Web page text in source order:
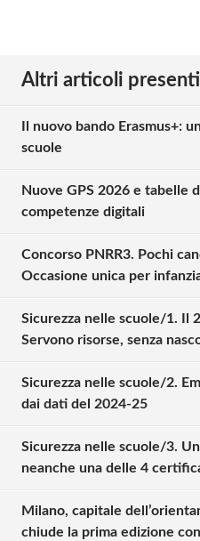
Altri articoli
Il nuovo bando Erasmus+:
scuole
Nuove GPS 2026 e tabelle
competenze digitali
Concorso PNRR3. Pochi
Occasione unica per
Sicurezza nelle scuole/1. Il
Servono risorse, senza
Sicurezza nelle scuole/2.
dai dati del 2024-25
Sicurezza nelle scuole/3.
neanche una delle 4
Milano, capitale
chiude la prima edizione